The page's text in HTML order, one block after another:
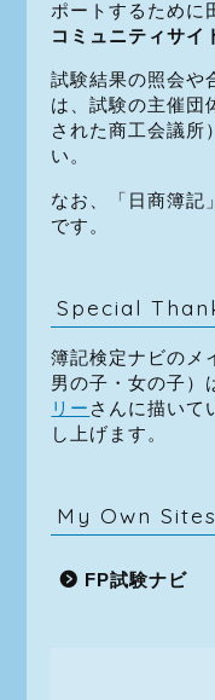
ポートするために
コミュニティサイ
試験結果の照会や
は、試験の主催団
された商工会議所
い。
なお、「日商簿記
です。
Special
簿記検定ナビのメ
男の子・女の子）
リー さんに描いて
し上げます。
My Own Sites
FP試験ナビ